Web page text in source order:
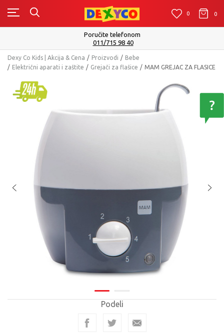
0 0 0
Poručite telefonom
011/715 98 40
Dexy Co Kids | Akcija & Cena Proizvodi
Bebe
Električni aparati i zaštite
Grejači za flašice MAM GREJAC ZA FLASICE
Podeli